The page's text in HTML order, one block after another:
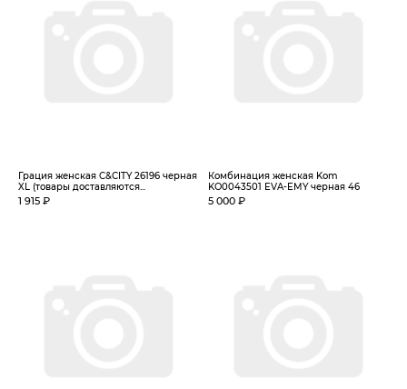
Грация женская C&CITY 26196 черная
XL (товары доставляются...
1 915 ₽
Комбинация женская Kom
KO0043501 EVA-EMY черная 46
5 000 ₽